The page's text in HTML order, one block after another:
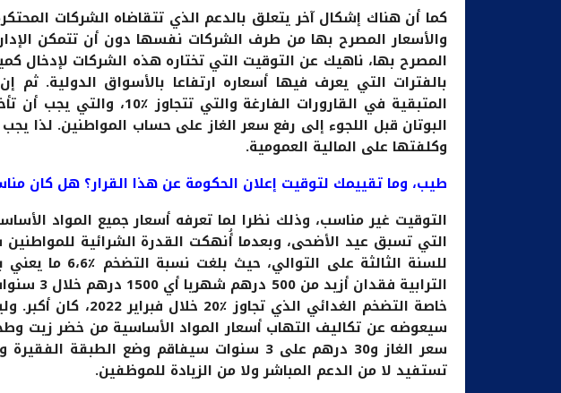
كما أن هناك إشكال آخر يتعلق بالدعم الذي تتقاضاه الشركات
والأسعار المصرح بها من طرف الشركات نفسها دون أن تتمكن
المصرح بها، ناهيك عن التوقيت التي تختاره هذه الشركات لإدخال
بالفترات التي يعرف فيها أسعاره ارتفاعا بالأسواق الدولية.
المتبقية في القارورات الفارغة
البوتان قبل اللجوء إلى رفع سعر الغاز على حساب المواطنين. لذا
وكلفتها على المالية العمومية.
طيب، وما تقييمك لتوقيت إعلان الحكومة عن هذا القرار؟ هل كان
التوقيت غير مناسب، وذلك نظرا لما تعرفه أسعار جميع المواد
التي تسبق عيد الأضحى، وبعدما أُنهكت القدرة الشرائية
للسنة الثالثة على
الترابية
سعر الغاز و30 درهم على 3 سنوات سيفاقم وضع
تستفيد لا من الدعم المباشر ولا من الزيادة للموظفين.